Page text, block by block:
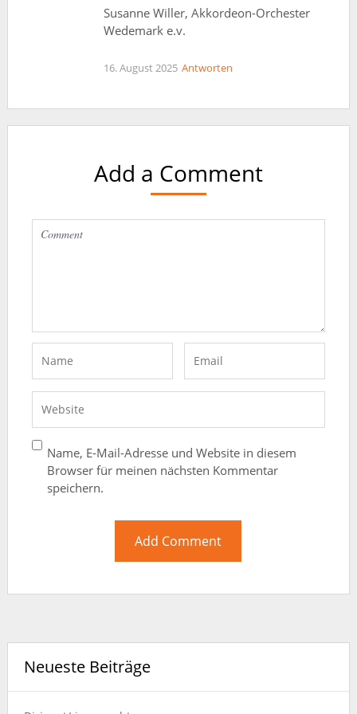
Susanne Willer, Akkordeon-Orchester
Wedemark e.v.
16. August 2025 Antworten
Add a Comment
Name, E-Mail-Adresse und Website in diesem
Browser für meinen nächsten Kommentar
speichern.
Neueste Beiträge